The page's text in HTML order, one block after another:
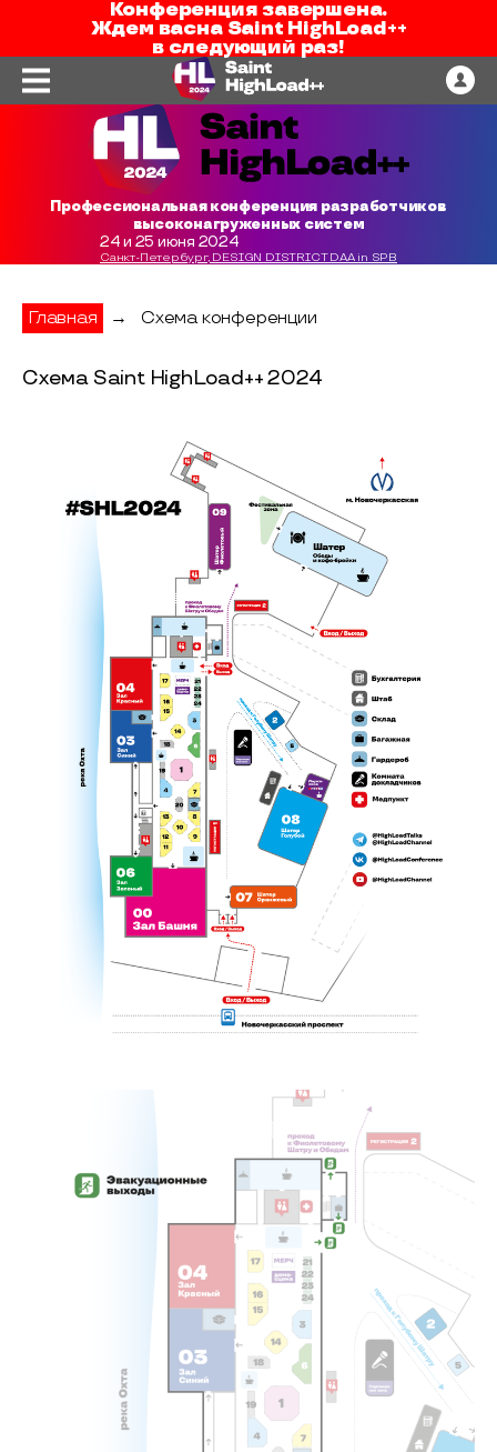
Конференция завершена.
Ждем васна Saint HighLoad++
в следующий раз!
Профессиональная конференция разработчиков
высоконагруженных систем
24 и 25 июня 2024
Санкт-Петербург, DESIGN DISTRICT DAA in SPB
Главная → Схема конференции
Схема Saint HighLoad++ 2024